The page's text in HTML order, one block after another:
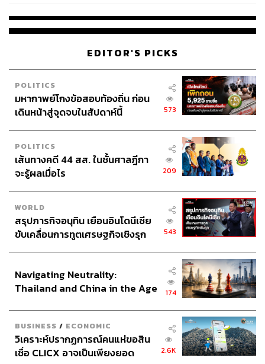
EDITOR'S PICKS
POLITICS
มหากาพย์โกงข้อสอบท้องถิ่น ก่อน
เดินหน้าสู่จุดจบในสัปดาห์นี้
573
POLITICS
เส้นทางคดี 44 สส. ในชั้นศาลฎีกา
จะรู้ผลเมื่อไร
209
WORLD
สรุปภารกิจอนุทิน เยือนอินโดนีเซีย
ขับเคลื่อนการทูตเศรษฐกิจเชิงรุก
543
Navigating Neutrality:
Thailand and China in the Age
174
BUSINESS / ECONOMIC
วิเคราะห์ปรากฏการณ์คนแห่ขอสิน
เชื่อ CLICX อาจเป็นเพียงยอด
2.6K